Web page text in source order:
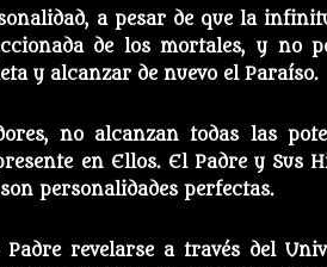
a pesar de que la
de los mortales, y no
y alcanzar de nuevo el Paraíso.
no alcanzan todas las
en Ellos. El Padre y Sus
personalidades perfectas.
Padre revelarse a través del